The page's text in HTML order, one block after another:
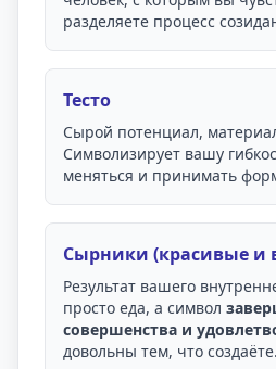
разделяете процесс
Тесто
Сырой потенциал,
Символизирует вашу
меняться и принимать
Сырники (красивые и
Результат вашего
просто еда, а символ
совершенства и
довольны тем, что создаёте.